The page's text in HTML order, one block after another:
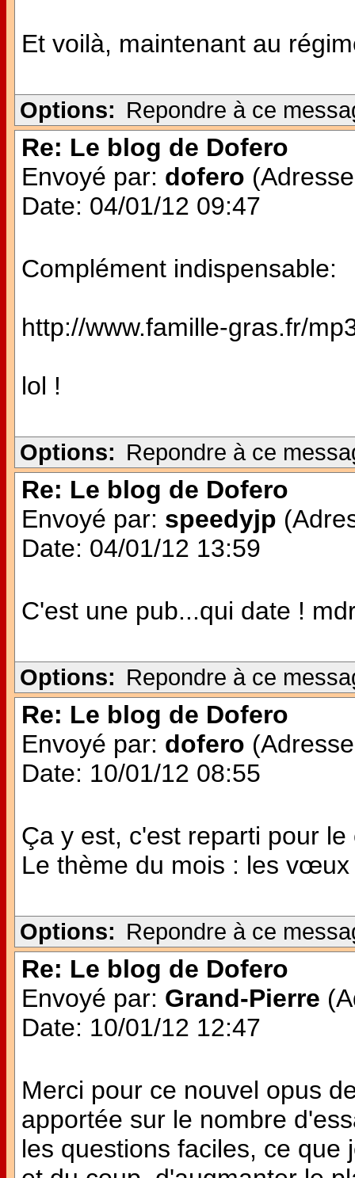
Et voilà, maintenant au
Options: Repondre à ce
Re: Le blog de Dofero
Envoyé par: dofero
Date: 04/01/12 09:47
Complément indispensable:
http://www.famille-gras.fr/
lol !
Options: Repondre à ce
Re: Le blog de Dofero
Envoyé par: speedyjp
Date: 04/01/12 13:59
C'est une pub...qui date !
Options: Repondre à ce
Re: Le blog de Dofero
Envoyé par: dofero
Date: 10/01/12 08:55
Ça y est, c'est reparti pour
Le thème du mois : les vœux
Options: Repondre à ce
Re: Le blog de Dofero
Envoyé par: Grand-Pierre
Date: 10/01/12 12:47
Merci pour ce nouvel opus
apportée sur le nombre
les questions faciles, ce que